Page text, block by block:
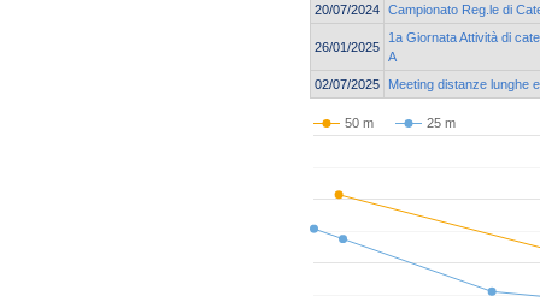
20/07/2024 Campionato Reg.le di
26/01/2025
1a Giornata Attività di
A
02/07/2025
Meeting distanze lunghe
50 m 25 m